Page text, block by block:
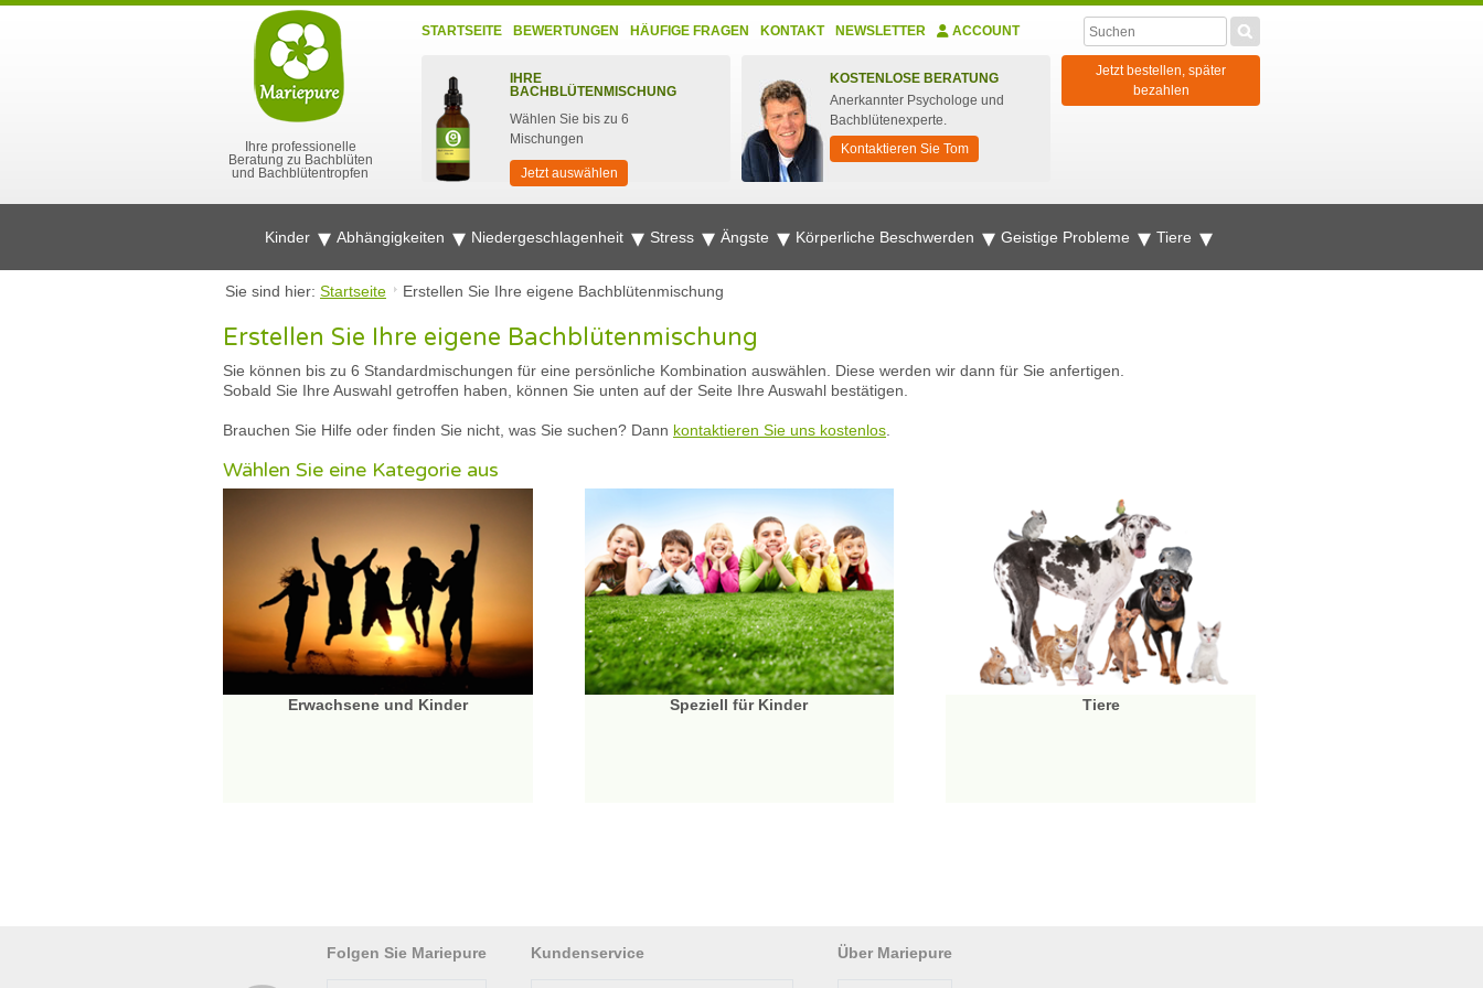
Ihre professionelle
Beratung zu Bachblüten
und Bachblütentropfen
STARTSEITE BEWERTUNGEN HÄUFIGE FRAGEN KONTAKT NEWSLETTER ACCOUNT
IHRE
BACHBLÜTENMISCHUNG
Wählen Sie bis zu 6
Mischungen
Jetzt auswählen
KOSTENLOSE BERATUNG
Anerkannter Psychologe und
Bachblütenexperte.
Kontaktieren Sie Tom
Jetzt bestellen, später
bezahlen
Kinder Abhängigkeiten Niedergeschlagenheit Stress Ängste Körperliche Beschwerden Geistige Probleme Tiere
Sie sind hier: Startseite Erstellen Sie Ihre eigene Bachblütenmischung
Erstellen Sie Ihre eigene Bachblütenmischung
Sie können bis zu 6 Standardmischungen für eine persönliche Kombination auswählen. Diese werden wir dann für Sie anfertigen.
Sobald Sie Ihre Auswahl getroffen haben, können Sie unten auf der Seite Ihre Auswahl bestätigen.
Brauchen Sie Hilfe oder finden Sie nicht, was Sie suchen? Dann kontaktieren Sie uns kostenlos
Wählen Sie eine Kategorie aus
Erwachsene und Kinder Speziell für Kinder Tiere
Folgen Sie Mariepure Kundenservice Über Mariepure